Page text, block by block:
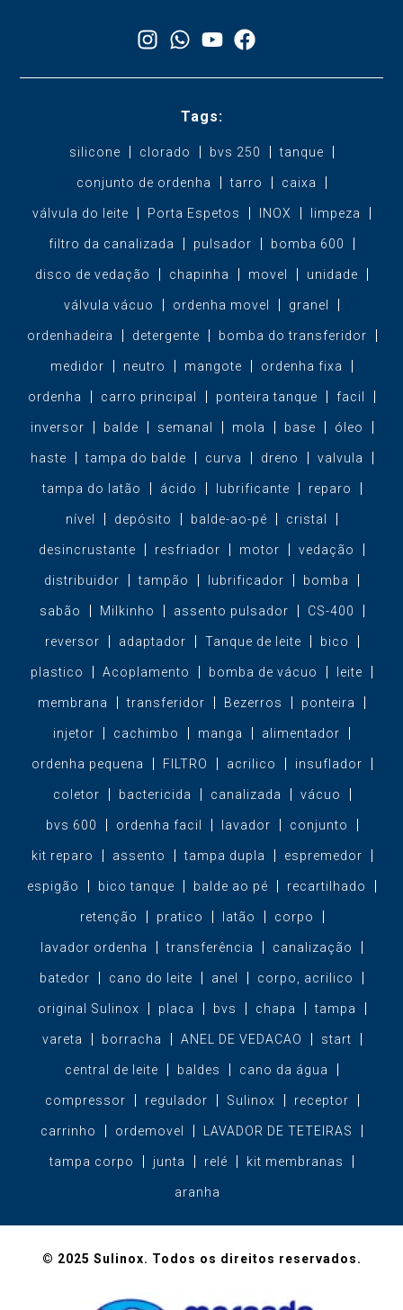
Tags:
silicone clorado bvs 250 tanque
conjunto de ordenha tarro caixa
válvula do leite Porta Espetos INOX limpeza
filtro da canalizada pulsador bomba 600
disco de vedação chapinha movel unidade
válvula vácuo ordenha movel granel
ordenhadeira detergente bomba do transferidor
medidor neutro mangote ordenha fixa
ordenha carro principal ponteira tanque facil
inversor balde semanal mola base óleo
haste tampa do balde curva dreno valvula
tampa do latão ácido lubrificante reparo
nível depósito balde-ao-pé cristal
desincrustante resfriador motor vedação
distribuidor tampão lubrificador bomba
sabão Milkinho assento pulsador CS-400
reversor adaptador Tanque de leite bico
plastico Acoplamento bomba de vácuo leite
membrana transferidor Bezerros ponteira
injetor cachimbo manga alimentador
ordenha pequena FILTRO acrilico insuflador
coletor bactericida canalizada vácuo
bvs 600 ordenha facil lavador conjunto
kit reparo assento tampa dupla espremedor
espigão bico tanque balde ao pé recartilhado
retenção pratico latão corpo
lavador ordenha transferência canalização
batedor cano do leite anel corpo, acrilico
original Sulinox placa bvs chapa tampa
vareta borracha ANEL DE VEDACAO start
central de leite baldes cano da água
compressor regulador Sulinox receptor
carrinho ordemovel LAVADOR DE TETEIRAS
tampa corpo junta relé kit membranas
aranha
© 2025 Sulinox. Todos os direitos reservados.